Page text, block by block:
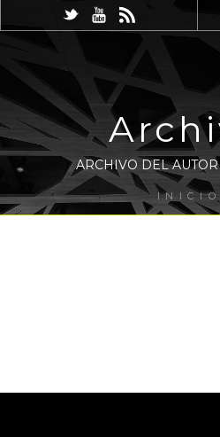
ARCHIVO DEL
INICIO